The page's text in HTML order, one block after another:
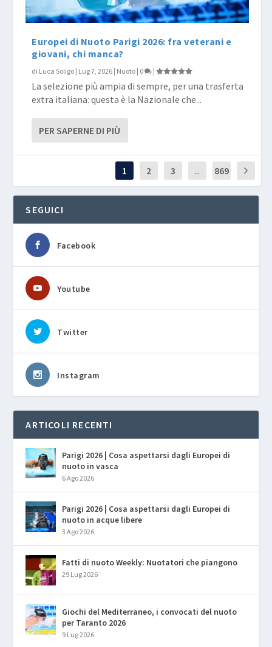
Europei di Nuoto Parigi 2026: fra veterani e
giovani, chi manca?
di Luca Soligo | Lug 7, 2026 | Nuoto | 0 |
La selezione più ampia di sempre, per una trasferta
extra italiana: questa è la Nazionale che...
PER SAPERNE DI PIÙ
1 2 3 ... 869
SEGUICI
Facebook
Youtube
Twitter
Instagram
ARTICOLI RECENTI
Parigi 2026 | Cosa aspettarsi dagli Europei di
nuoto in vasca
6 Ago 2026
Parigi 2026 | Cosa aspettarsi dagli Europei di
nuoto in acque libere
3 Ago 2026
Fatti di nuoto Weekly: Nuotatori che piangono
29 Lug 2026
Giochi del Mediterraneo, i convocati del nuoto
per Taranto 2026
9 Lug 2026